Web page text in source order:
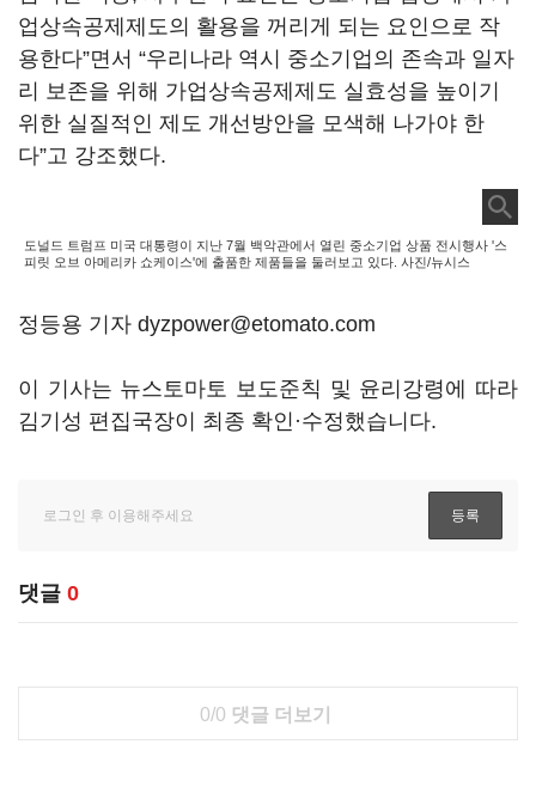
업상속공제제도의 활용을 꺼리게 되는 요인으로 작
용한다”면서 “우리나라 역시 중소기업의 존속과 일자
리 보존을 위해 가업상속공제제도 실효성을 높이기
위한 실질적인 제도 개선방안을 모색해 나가야 한
다”고 강조했다.
도널드 트럼프 미국 대통령이 지난 7월 백악관에서 열린 중소기업 상품 전시행사 '스
피릿 오브 아메리카 쇼케이스'에 출품한 제품들을 둘러보고 있다. 사진/뉴시스
정등용 기자 dyzpower@etomato.com
이 기사는 뉴스토마토 보도준칙 및 윤리강령에 따라
김기성 편집국장이 최종 확인·수정했습니다.
댓글 0
0/0 댓글 더보기